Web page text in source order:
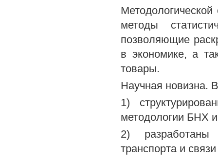
методы
позволяющие
в экономике, а
товары.
Научная новизна.
1)
методологии БНХ
2) разработаны
транспорта и